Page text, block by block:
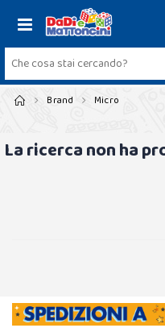
Brand Micro
La ricerca non ha